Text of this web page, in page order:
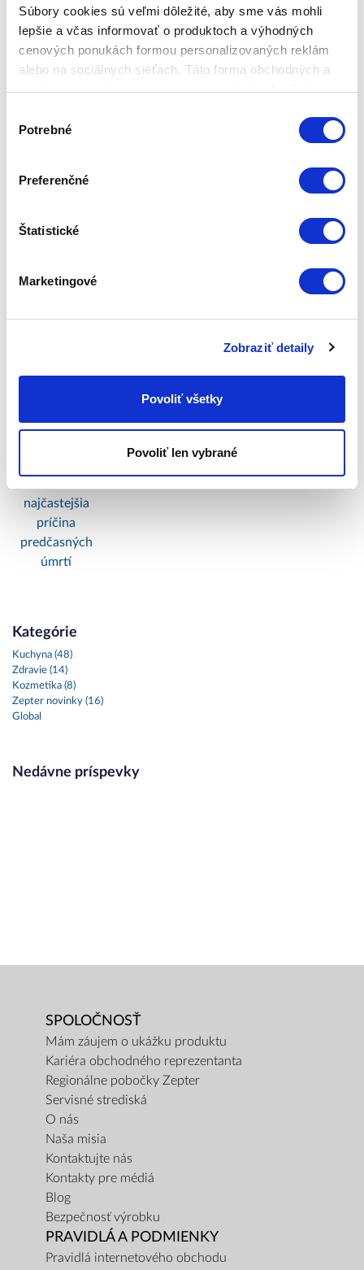
Súbory cookies sú veľmi dôležité, aby sme vás mohli
lepšie a včas informovať o produktoch a výhodných
cenových ponukách formou personalizovaných reklám
alebo na sociálnych sieťach. Táto forma obchodných a
marketingových oznámení pre vás nebude obťažujúca.
súhlasu
Potrebné
Preferenčné
Štatistické
Marketingové
Zobraziť detaily
Povoliť všetky
Povoliť len vybrané
Global
Zdieľaj:
Ako udržať
pomocník s
kurkumínom a
tela
najčastejšia
príčina
predčasných
úmrtí
Kategórie
Kuchyna (48)
Zdravie (14)
Kozmetika (8)
Zepter novinky (16)
Global
Nedávne príspevky
SPOLOČNOSŤ
Mám záujem o ukážku produktu
Kariéra obchodného reprezentanta
Regionálne pobočky Zepter
Servisné strediská
O nás
Naša misia
Kontaktujte nás
Kontakty pre médiá
Blog
Bezpečnosť výrobku
PRAVIDLÁ A PODMIENKY
Pravidlá internetového obchodu